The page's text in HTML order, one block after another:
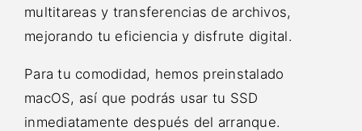
multitareas y transferencias de archivos,
mejorando tu eficiencia y disfrute digital.
Para tu comodidad, hemos preinstalado
macOS, así que podrás usar tu SSD
inmediatamente después del arranque.